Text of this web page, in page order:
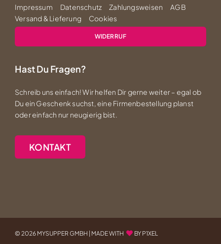
Impressum Datenschutz Zahlungsweisen
AGB
Versand & Lieferung
Cookies
WIDERRUF
Hast Du Fragen?
Schreib uns einfach! Wir helfen Dir gerne weiter – egal ob
Du ein Geschenk suchst, eine Firmenbestellung planst
oder einfach nur neugierig bist.
KONTAKT
© 2026 MYSUPPER GMBH | MADE WITH BY P1XEL